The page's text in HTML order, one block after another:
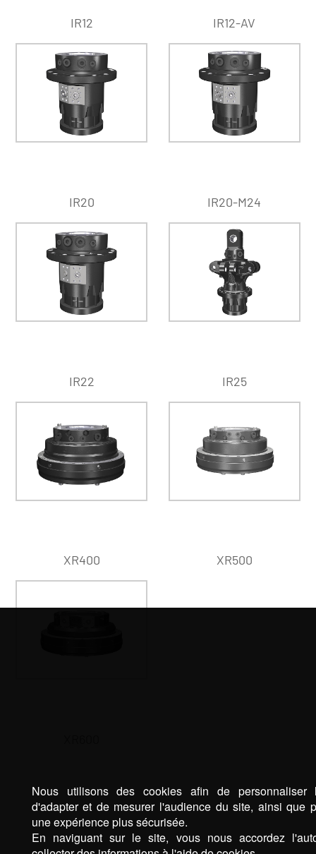
IR12 IR12-AV
IR20 IR20-M24
IR22 IR25
XR400 XR500
Nous utilisons des cookies afin de personnaliser
d'adapter et de mesurer l'audience du site, ainsi que
une expérience plus sécurisée.
En naviguant sur le site, vous nous accordez